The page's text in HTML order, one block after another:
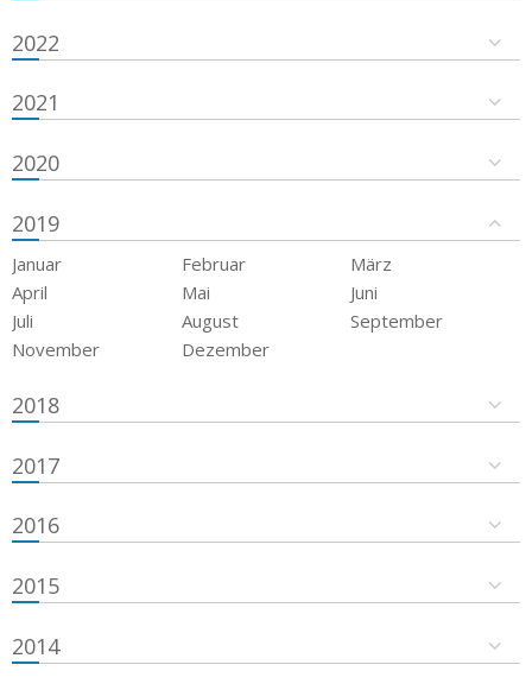
2022
2021
2020
2019
Januar Februar
März
April
Mai
Juni
Juli
August
September
November
Dezember
2018
2017
2016
2015
2014